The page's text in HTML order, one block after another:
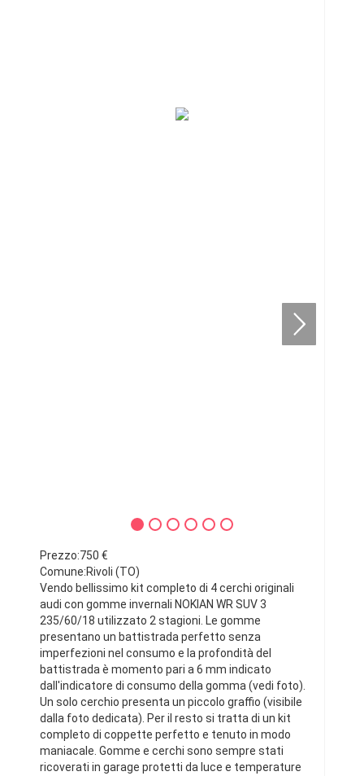
Prezzo:750 €
Comune:Rivoli (TO)
Vendo bellissimo kit completo di 4 cerchi originali
audi con gomme invernali NOKIAN WR SUV 3
235/60/18 utilizzato 2 stagioni. Le gomme
presentano un battistrada perfetto senza
imperfezioni nel consumo e la profondità del
battistrada è momento pari a 6 mm indicato
dall'indicatore di consumo della gomma (vedi foto).
Un solo cerchio presenta un piccolo graffio (visibile
dalla foto dedicata). Per il resto si tratta di un kit
completo di coppette perfetto e tenuto in modo
maniacale. Gomme e cerchi sono sempre stati
ricoverati in garage protetti da luce e temperature